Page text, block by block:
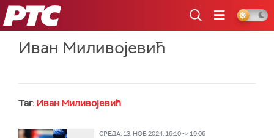
РТС
Иван Миливојевић
Таг: Иван Миливојевић
СРЕДА, 13. НОВ 2024, 16:10 -> 19:06